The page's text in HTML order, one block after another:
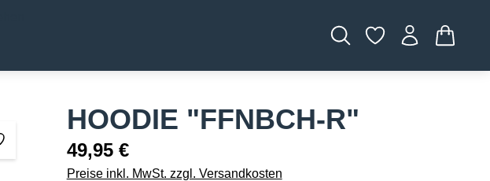
HOODIE "FFNBCH-R"
49,95 €
Preise inkl. MwSt. zzgl. Versandkosten